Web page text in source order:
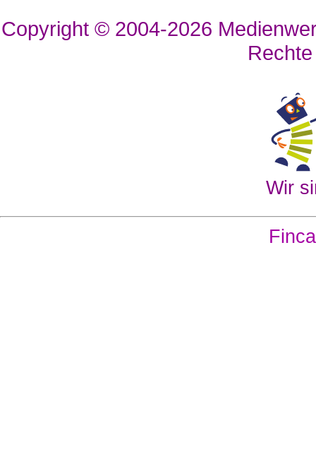
Copyright © 2004-2026
Wir